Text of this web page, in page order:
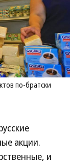
по-братски
акции.
и